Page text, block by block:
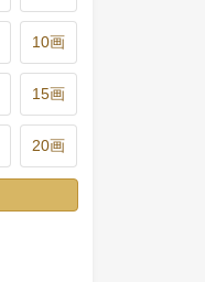
10画
15画
20画